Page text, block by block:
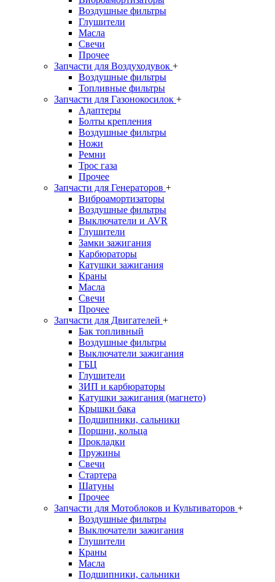
Воздушные фильтры
Глушители
Масла
Свечи
Прочее
Запчасти для Воздуходувок +
Воздушные фильтры
Топливные фильтры
Запчасти для Газонокосилок +
Адаптеры
Болты крепления
Воздушные фильтры
Ножи
Ремни
Трос газа
Прочее
Запчасти для Генераторов +
Виброамортизаторы
Воздушные фильтры
Выключатели и AVR
Глушители
Замки зажигания
Карбюраторы
Катушки зажигания
Краны
Масла
Свечи
Прочее
Запчасти для Двигателей +
Бак топливный
Воздушные фильтры
Выключатели зажигания
ГБЦ
Глушители
ЗИП и карбюраторы
Катушки зажигания (магнето)
Крышки бака
Подшипники, сальники
Поршни, кольца
Прокладки
Пружины
Свечи
Стартера
Шатуны
Прочее
Запчасти для Мотоблоков и Культиваторов +
Воздушные фильтры
Выключатели зажигания
Глушители
Краны
Масла
Подшипники, сальники